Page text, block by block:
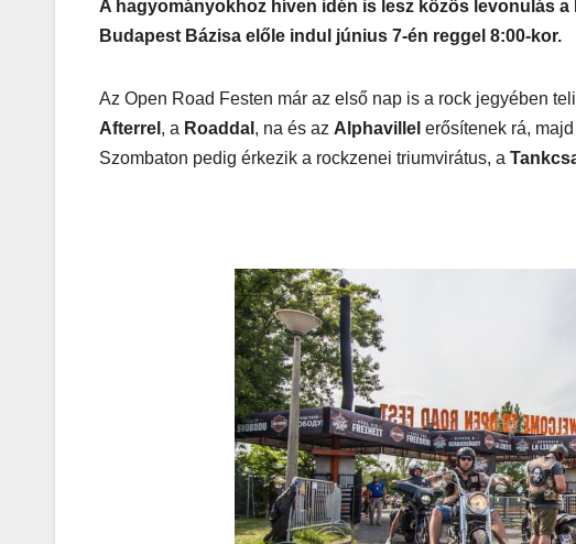
A hagyományokhoz híven idén is lesz közös levonulás
Budapest Bázisa előle indul június 7-én reggel 8:00-kor.
Az Open Road Festen már az első nap is a rock jegyében
Afterrel , a Roaddal , na és az Alphavillel erősítenek rá, majd
Szombaton pedig érkezik a rockzenei triumvirátus, a
Avakas
kanyonban
AUDIO MŰSZAKI